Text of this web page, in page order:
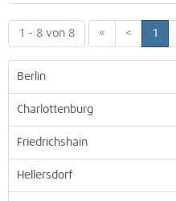
1 - 8 von 8 « < 1
Berlin
Charlottenburg
Friedrichshain
Hellersdorf